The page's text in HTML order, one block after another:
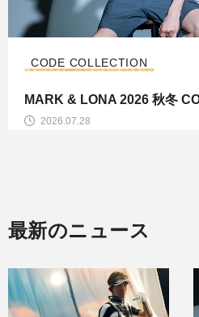
2026.07.24
コレクション
MARK & LONA 2026
最新のニュース